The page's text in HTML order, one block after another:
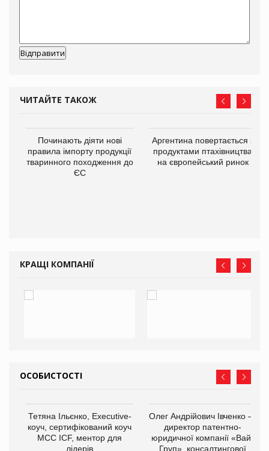
ЧИТАЙТЕ ТАКОЖ
Починають діяти нові
правила імпорту продукції
тваринного походження до
ЄС
Аргентина повертається з
продуктами птахівництва
на європейський ринок
КРАЩІ КОМПАНІЇ
ОСОБИСТОСТІ
Тетяна Ільєнко, Executive-
коуч, сертифікований коуч
МСС ICF, ментор для
лідерів
Олег Андрійович Івченко —
директор патентно-
юридичної компанії «Вайз
Груп», консалтингової